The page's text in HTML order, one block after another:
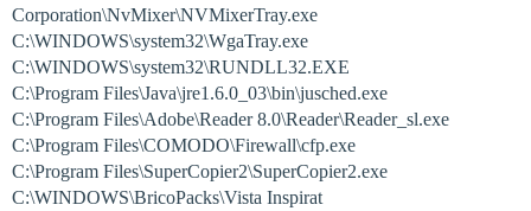
Corporation\NvMixer\NVMixerTray.exe
C:\WINDOWS\system32\WgaTray.exe
C:\WINDOWS\system32\RUNDLL32.EXE
C:\Program Files\Java\jre1.6.0_03\bin\jusched.exe
C:\Program Files\Adobe\Reader 8.0\Reader\Reader_sl.exe
C:\Program Files\COMODO\Firewall\cfp.exe
C:\Program Files\SuperCopier2\SuperCopier2.exe
C:\WINDOWS\BricoPacks\Vista Inspirat